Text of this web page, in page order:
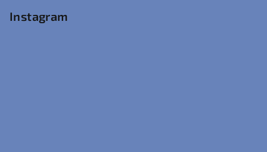
Instagram